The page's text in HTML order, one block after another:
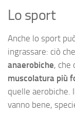
Lo sport
Anche lo sport
ingrassare: ciò
anaerobiche, che
muscolatura più
quelle aerobiche.
vanno bene,